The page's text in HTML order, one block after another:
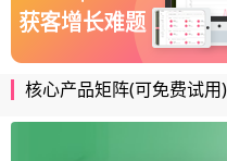
核心产品矩阵(可免费试用)